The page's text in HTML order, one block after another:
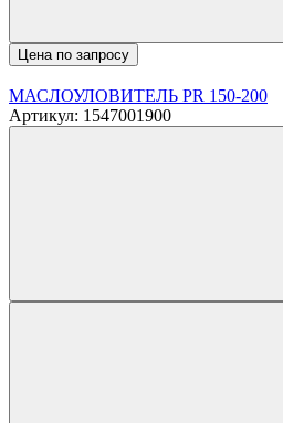
Цена по запросу
МАСЛОУЛОВИТЕЛЬ PR 150-200
Артикул: 1547001900